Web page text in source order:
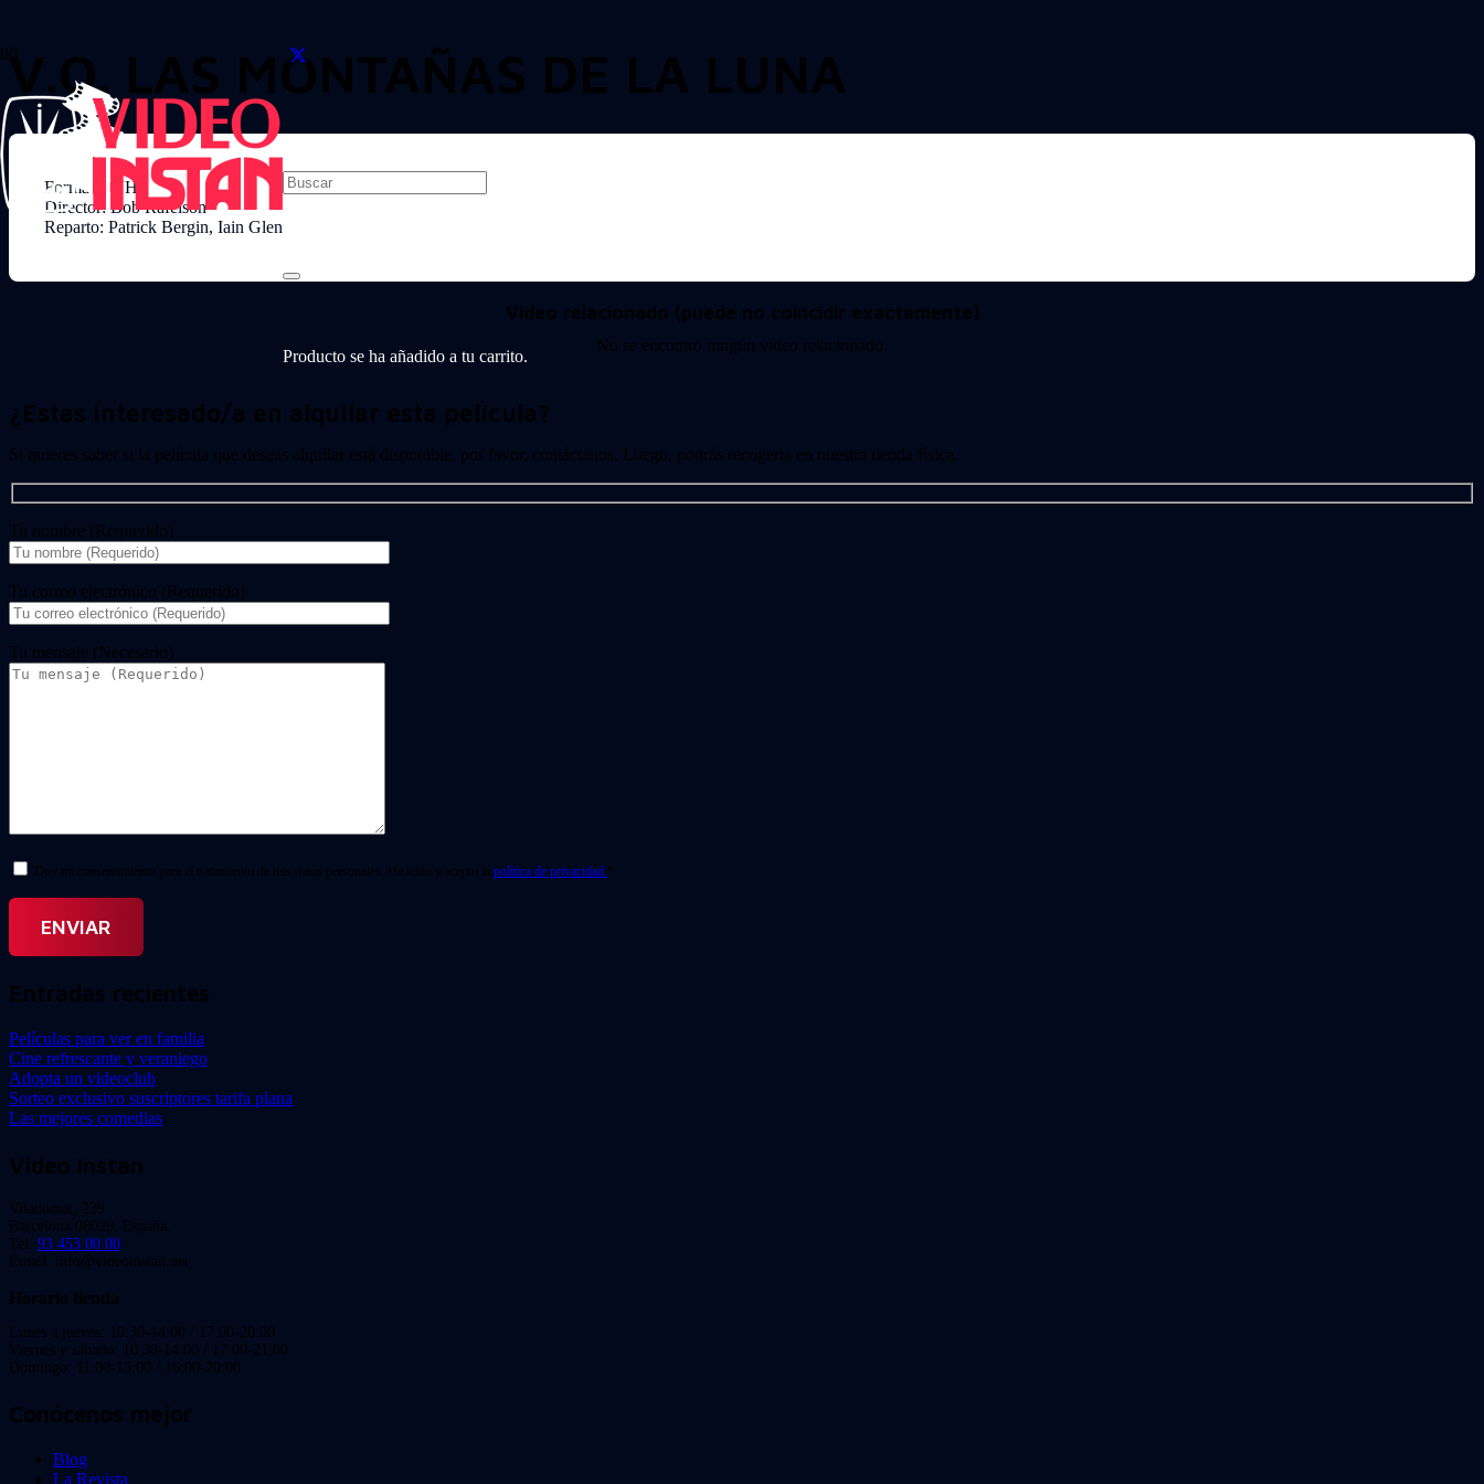
Producto se ha añadido a tu carrito.
V.O. LAS MONTAÑAS DE LA LUNA
Formato: VHS
Director: Bob Rafelson
Reparto: Patrick Bergin, Iain Glen
Video relacionado (puede no coincidir exactamente)
No se encontró ningún video relacionado.
¿Estas interesado/a en alquilar esta película?
Si quieres saber si la película que deseas alquilar está disponible, por favor, contáctanos. Luego, podrás recogerla en nuestra tienda física.
Tu nombre (Requerido)
Tu correo electrónico (Requerido)
Tu mensaje (Necesario)
Doy mi consentimiento para el tratamiento de mis datos personales. He leído y acepto la política de privacidad. *
Entradas recientes
Películas para ver en familia
Cine refrescante y veraniego
Adopta un videoclub
Sorteo exclusivo suscriptores tarifa plana
Las mejores comedias
Video Instan
Viladomat, 239
Barcelona 08029. España.
Tel: 93 453 00 00
Email: info@videoinstan.net
Horario tienda
Lunes a jueves: 10:30-14:00 / 17:00-20:00
Viernes y sábado: 10:30-14:00 / 17:00-21:00
Domingo: 11:00-15:00 / 16:00-20:00
Conócenos mejor
Blog
La Revista